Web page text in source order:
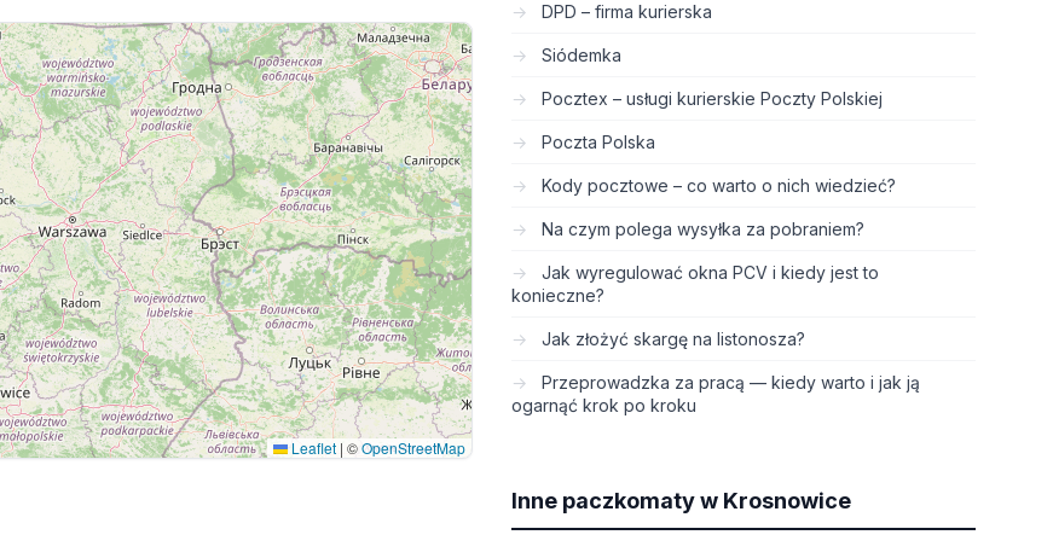
Leaflet | ©OpenStreetMap
DPD – firma kurierska
Siódemka
Pocztex – usługi kurierskie Poczty Polskiej
Poczta Polska
Kody pocztowe – co warto o nich wiedzieć?
Na czym polega wysyłka za pobraniem?
Jak wyregulować okna PCV i kiedy jest to
konieczne?
Jak złożyć skargę na listonosza?
Przeprowadzka za pracą — kiedy warto i jak ją
ogarnąć krok po kroku
Inne paczkomaty w Krosnowice